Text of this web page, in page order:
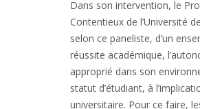
Dans son intervention, le
Contentieux de l’Université
selon ce paneliste, d’un
réussite académique,
approprié dans son
statut d’étudiant, à
universitaire. Pour ce faire,